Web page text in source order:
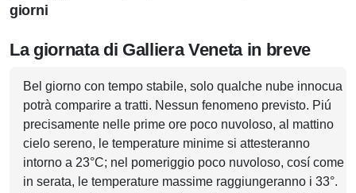
giorni
La giornata di Galliera Veneta in breve
Bel giorno con tempo stabile, solo qualche nube innocua
potrà comparire a tratti. Nessun fenomeno previsto. Piú
precisamente nelle prime ore poco nuvoloso, al mattino
cielo sereno, le temperature minime si attesteranno
intorno a 23°C; nel pomeriggio poco nuvoloso, cosí come
in serata, le temperature massime raggiungeranno i 33°.